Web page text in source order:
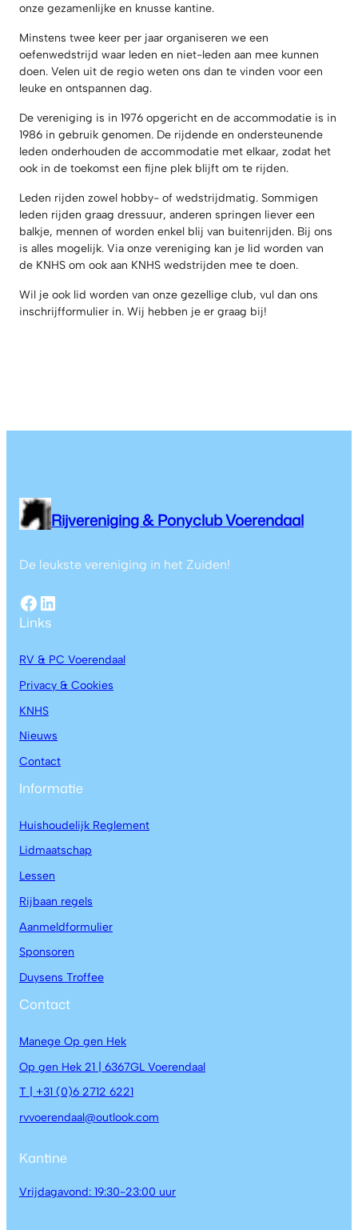
onze gezamenlijke en knusse kantine.
Minstens twee keer per jaar organiseren we een
oefenwedstrijd waar leden en niet-leden aan mee kunnen
doen. Velen uit de regio weten ons dan te vinden voor een
leuke en ontspannen dag.
De vereniging is in 1976 opgericht en de accommodatie is in
1986 in gebruik genomen. De rijdende en ondersteunende
leden onderhouden de accommodatie met elkaar, zodat het
ook in de toekomst een fijne plek blijft om te rijden.
Leden rijden zowel hobby- of wedstrijdmatig. Sommigen
leden rijden graag dressuur, anderen springen liever een
balkje, mennen of worden enkel blij van buitenrijden. Bij ons
is alles mogelijk. Via onze vereniging kan je lid worden van
de KNHS om ook aan KNHS wedstrijden mee te doen.
Wil je ook lid worden van onze gezellige club, vul dan ons
inschrijfformulier in. Wij hebben je er graag bij!
Rijvereniging & Ponyclub Voerendaal
De leukste vereniging in het Zuiden!
Links
RV & PC Voerendaal
Privacy & Cookies
KNHS
Nieuws
Contact
Informatie
Huishoudelijk Reglement
Lidmaatschap
Lessen
Rijbaan regels
Aanmeldformulier
Sponsoren
Duysens Troffee
Contact
Manege Op gen Hek
Op gen Hek 21 | 6367GL Voerendaal
T | +31 (0)6 2712 6221
rvvoerendaal@outlook.com
Kantine
Vrijdagavond: 19:30-23:00 uur